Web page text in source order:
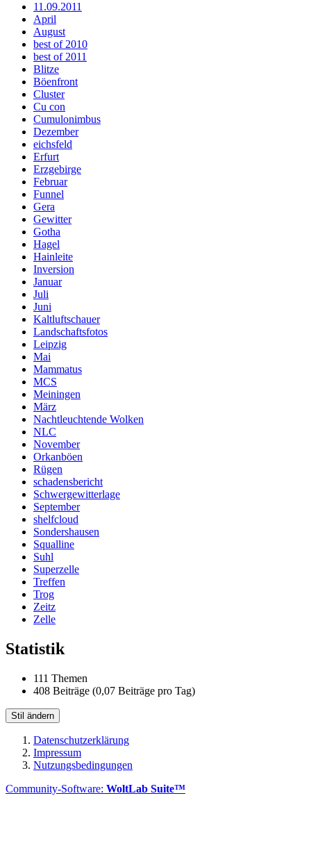
11.09.2011
April
August
best of 2010
best of 2011
Blitze
Böenfront
Cluster
Cu con
Cumulonimbus
Dezember
eichsfeld
Erfurt
Erzgebirge
Februar
Funnel
Gera
Gewitter
Gotha
Hagel
Hainleite
Inversion
Januar
Juli
Juni
Kaltluftschauer
Landschaftsfotos
Leipzig
Mai
Mammatus
MCS
Meiningen
März
Nachtleuchtende Wolken
NLC
November
Orkanböen
Rügen
schadensbericht
Schwergewitterlage
September
shelfcloud
Sondershausen
Squalline
Suhl
Superzelle
Treffen
Trog
Zeitz
Zelle
Statistik
111 Themen
408 Beiträge (0,07 Beiträge pro Tag)
Stil ändern
Datenschutzerklärung
Impressum
Nutzungsbedingungen
Community-Software: WoltLab Suite™